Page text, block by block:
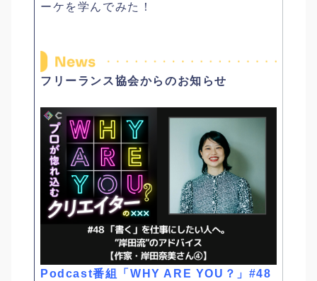
ーケを学んでみた！
フリーランス協会からのお知らせ
Podcast番組「WHY ARE YOU？」#48